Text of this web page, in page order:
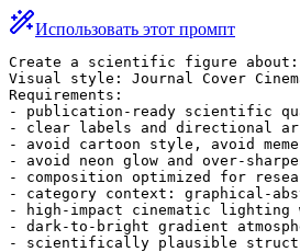
Использовать этот промпт
Create a scientific figure about:
Visual style: Journal Cover
Requirements:
- publication-ready scientific
- clear labels and directional
- avoid cartoon style, avoid
- avoid neon glow and over-
- composition optimized for
- category context: graphical-
- high-impact cinematic
- dark-to-bright gradient
- scientifically plausible